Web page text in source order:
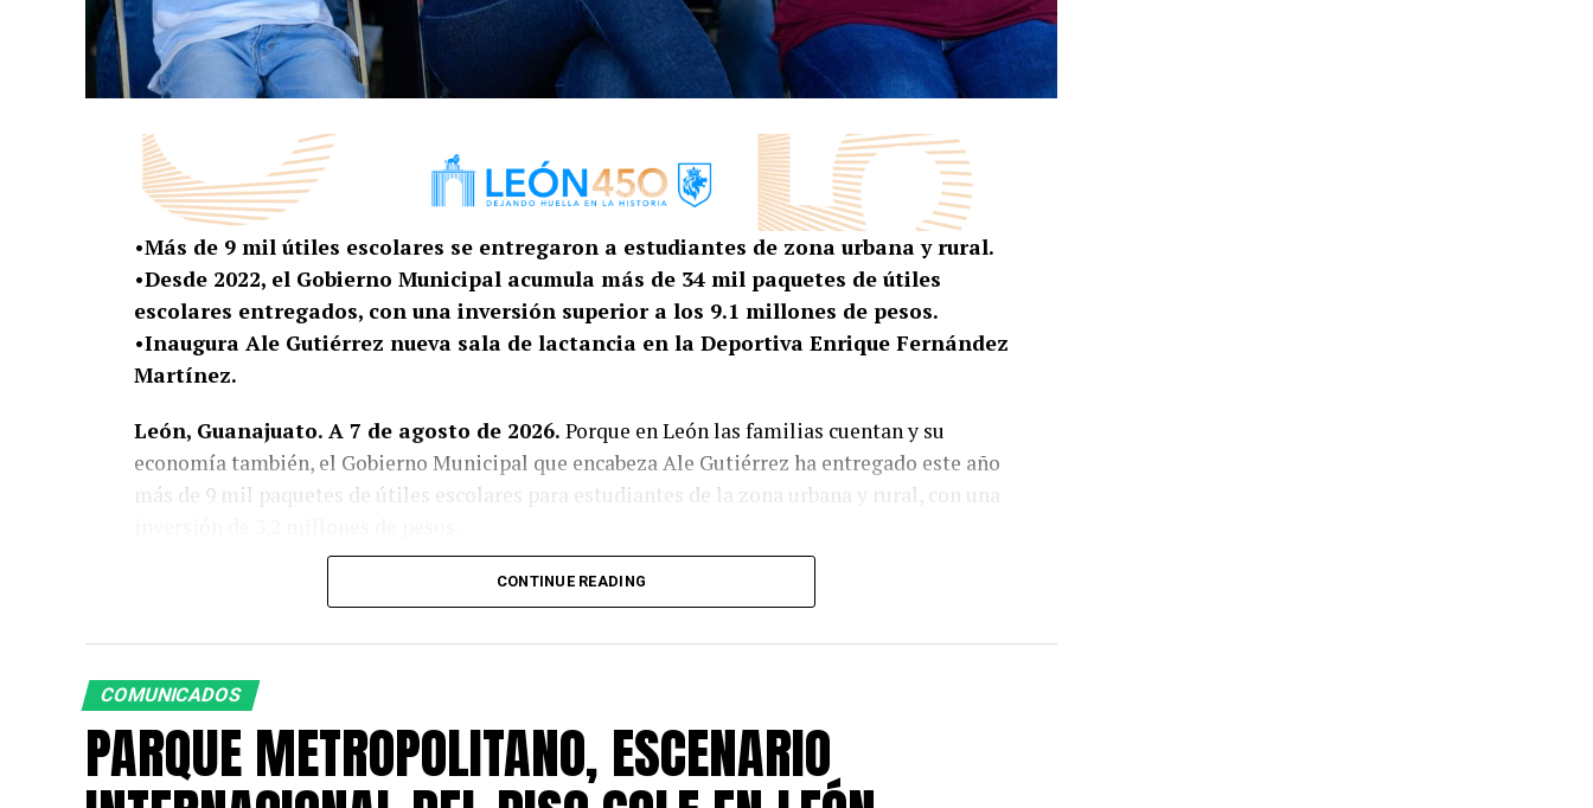
•Más de 9 mil útiles escolares se entregaron a estudiantes de zona urbana y rural.
•Desde 2022, el Gobierno Municipal acumula más de 34 mil paquetes de útiles
escolares entregados, con una inversión superior a los 9.1 millones de pesos.
•Inaugura Ale Gutiérrez nueva sala de lactancia en la Deportiva Enrique Fernández
Martínez.
León, Guanajuato. A 7 de agosto de 2026. Porque en León las familias cuentan y su
economía también, el Gobierno Municipal que encabeza Ale Gutiérrez ha entregado este año
más de 9 mil paquetes de útiles escolares para estudiantes de la zona urbana y rural, con una
A tres semanas del inicio del ciclo escolar 2026-2027, este apoyo representa un alivio para las
familias leonesas y contribuye a que niñas, niños y adolescentes cuenten con las
herramientas necesarias para regresar a las aulas y continuar con sus estudios.
Como lo es el caso de la ciudadana Nancy Elizabeth Rodríguez, madre de tres hijos que
cursan actualmente preescolar, secundaria y preparatoria, recibir este apoyo representa un
ahorro importante para la economía de su familia, especialmente por los gastos que implica
el regreso a clases.
CONTINUE READING
COMUNICADOS
PARQUE METROPOLITANO, ESCENARIO